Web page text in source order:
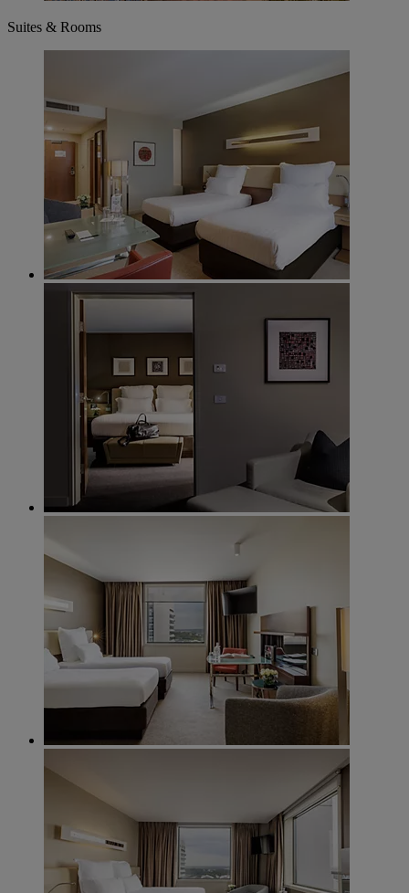
Suites & Rooms